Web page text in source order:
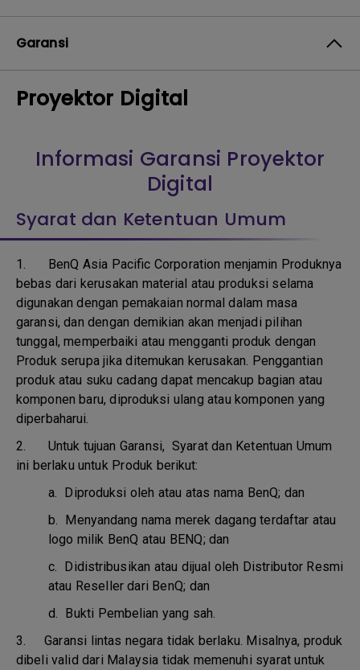
Garansi
Proyektor Digital
Informasi Garansi Proyektor
Digital
Syarat dan Ketentuan Umum
1. BenQ Asia Pacific Corporation menjamin Produknya
bebas dari kerusakan material atau produksi selama
digunakan dengan pemakaian normal dalam masa
garansi, dan dengan demikian akan menjadi pilihan
tunggal, memperbaiki atau mengganti produk dengan
Produk serupa jika ditemukan kerusakan. Penggantian
produk atau suku cadang dapat mencakup bagian atau
komponen baru, diproduksi ulang atau komponen yang
diperbaharui.
2. Untuk tujuan Garansi, Syarat dan Ketentuan Umum
ini berlaku untuk Produk berikut:
a. Diproduksi oleh atau atas nama BenQ; dan
b. Menyandang nama merek dagang terdaftar atau
logo milik BenQ atau BENQ; dan
c. Didistribusikan atau dijual oleh Distributor Resmi
atau Reseller dari BenQ; dan
d. Bukti Pembelian yang sah.
3.Garansi lintas negara tidak berlaku. Misalnya, produk
dibeli valid dari Malaysia tidak memenuhi syarat untuk